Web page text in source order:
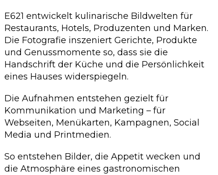
E621 entwickelt kulinarische Bildwelten für
Restaurants, Hotels, Produzenten und Marken.
Die Fotografie inszeniert Gerichte, Produkte
und Genussmomente so, dass sie die
Handschrift der Küche und die Persönlichkeit
eines Hauses widerspiegeln.
Die Aufnahmen entstehen gezielt für
Kommunikation und Marketing – für
Webseiten, Menükarten, Kampagnen, Social
Media und Printmedien.
So entstehen Bilder, die Appetit wecken und
die Atmosphäre eines gastronomischen